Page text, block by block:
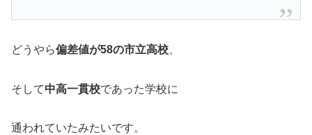
どうやら偏差値が58の市立高校
そして中高一貫校であった学校に
通われていたみたいです。